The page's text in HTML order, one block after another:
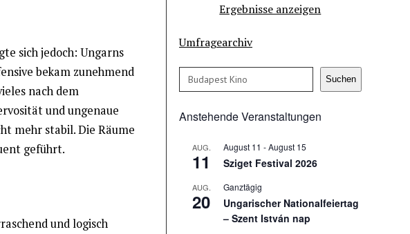
sich jedoch: Ungarns
bekam zunehmend
nach dem
und ungenaue
mehr stabil. Die Räume
geführt.
und logisch
Ergebnisse anzeigen
Umfragearchiv
Suchen Suchen
Anstehende Veranstaltungen
AUG.
11
August 11 -August 15
Sziget Festival 2026
AUG.
20
Ganztägig
Ungarischer Nationalfeiertag
– Szent István nap